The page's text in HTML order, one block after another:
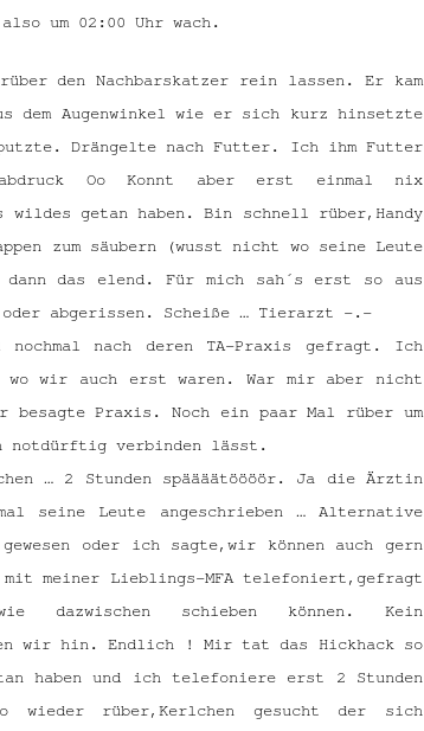
um 02:00 Uhr wach.
den Nachbarskatzer rein lassen. Er kam
dem Augenwinkel wie er sich kurz hinsetzte
Drängelte nach Futter. Ich ihm Futter
Oo Konnt aber erst einmal nix
wildes getan haben. Bin schnell rüber,Handy
zum säubern (wusst nicht wo seine Leute
dann das elend. Für mich sah´s erst so aus
abgerissen. Scheiße … Tierarzt -.-
nochmal nach deren TA-Praxis gefragt. Ich
wir auch erst waren. War mir aber nicht
besagte Praxis. Noch ein paar Mal rüber um
notdürftig verbinden lässt.
… 2 Stunden späääätöööör. Ja die Ärztin
seine Leute angeschrieben … Alternative
oder ich sagte,wir können auch gern
mit meiner Lieblings-MFA telefoniert,gefragt
schieben können. Kein
wir hin. Endlich ! Mir tat das Hickhack so
haben und ich telefoniere erst 2 Stunden
rüber,Kerlchen gesucht der sich